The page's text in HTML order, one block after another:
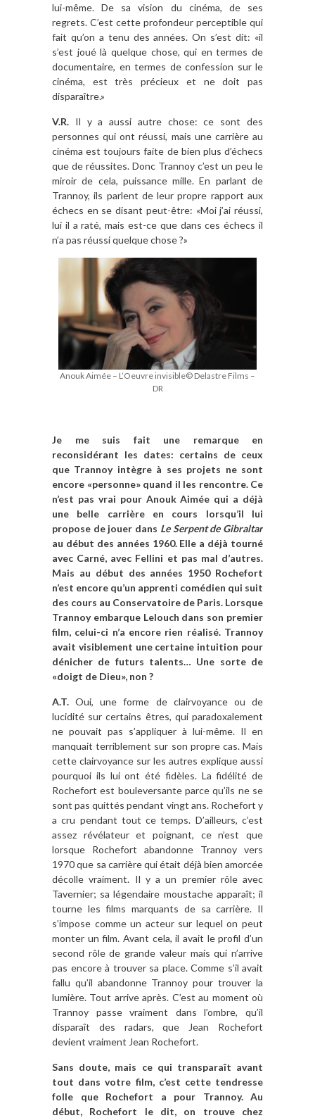
lui-même. De sa vision du cinéma, de ses
regrets. C’est cette profondeur perceptible qui
fait qu’on a tenu des années. On s’est dit: «il
s’est joué là quelque chose, qui en termes de
documentaire, en termes de confession sur le
cinéma, est très précieux et ne doit pas
disparaître.»
V.R. Il y a aussi autre chose: ce sont des
personnes qui ont réussi, mais une carrière au
cinéma est toujours faite de bien plus d’échecs
que de réussites. Donc Trannoy c’est un peu le
miroir de cela, puissance mille. En parlant de
Trannoy, ils parlent de leur propre rapport aux
échecs en se disant peut-être: «Moi j’ai réussi,
lui il a raté, mais est-ce que dans ces échecs il
n’a pas réussi quelque chose ?»
Anouk Aimée – L’Oeuvre invisible© Delastre Films –
DR
Je me suis fait une remarque en
reconsidérant les dates: certains de ceux
que Trannoy intègre à ses projets ne sont
encore «personne» quand il les rencontre. Ce
n’est pas vrai pour Anouk Aimée qui a déjà
une belle carrière en cours lorsqu’il lui
propose de jouer dans Le Serpent de Gibraltar
au début des années 1960. Elle a déjà tourné
avec Carné, avec Fellini et pas mal d’autres.
Mais au début des années 1950 Rochefort
n’est encore qu’un apprenti comédien qui suit
des cours au Conservatoire de Paris. Lorsque
Trannoy embarque Lelouch dans son premier
film, celui-ci n’a encore rien réalisé. Trannoy
avait visiblement une certaine intuition pour
dénicher de futurs talents… Une sorte de
«doigt de Dieu», non ?
A.T.Oui, une forme de clairvoyance ou de
lucidité sur certains êtres, qui paradoxalement
ne pouvait pas s’appliquer à lui-même. Il en
manquait terriblement sur son propre cas. Mais
cette clairvoyance sur les autres explique aussi
pourquoi ils lui ont été fidèles. La fidélité de
Rochefort est bouleversante parce qu’ils ne se
sont pas quittés pendant vingt ans. Rochefort y
a cru pendant tout ce temps. D’ailleurs, c’est
assez révélateur et poignant, ce n’est que
lorsque Rochefort abandonne Trannoy vers
1970 que sa carrière qui était déjà bien amorcée
décolle vraiment. Il y a un premier rôle avec
Tavernier; sa légendaire moustache apparaît; il
tourne les films marquants de sa carrière. Il
s’impose comme un acteur sur lequel on peut
monter un film. Avant cela, il avait le profil d’un
second rôle de grande valeur mais qui n’arrive
pas encore à trouver sa place. Comme s’il avait
fallu qu’il abandonne Trannoy pour trouver la
lumière. Tout arrive après. C’est au moment où
Trannoy passe vraiment dans l’ombre, qu’il
disparaît des radars, que Jean Rochefort
devient vraiment Jean Rochefort.
Sans doute, mais ce qui transparaît avant
tout dans votre film, c’est cette tendresse
folle que Rochefort a pour Trannoy. Au
début, Rochefort le dit, on trouve chez